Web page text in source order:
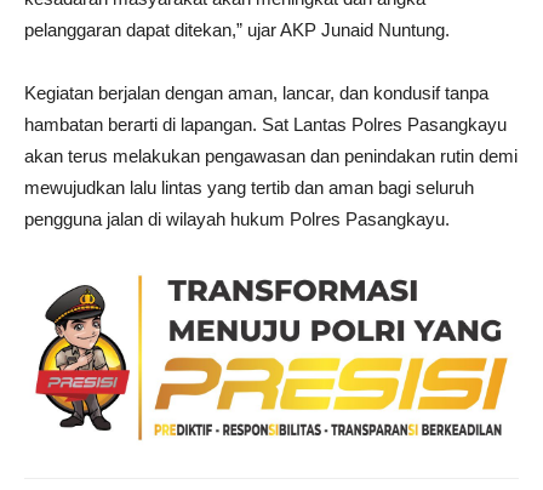
pelanggaran dapat ditekan,” ujar AKP Junaid Nuntung.
Kegiatan berjalan dengan aman, lancar, dan kondusif tanpa
hambatan berarti di lapangan. Sat Lantas Polres Pasangkayu
akan terus melakukan pengawasan dan penindakan rutin demi
mewujudkan lalu lintas yang tertib dan aman bagi seluruh
pengguna jalan di wilayah hukum Polres Pasangkayu.